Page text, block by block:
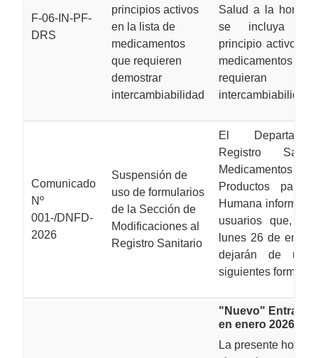
F-06-IN-PF-
DRS
principios activos
en la lista de
medicamentos
que requieren
demostrar
intercambiabilidad
Salud a la hora
se incluya un
principio activo a
requieran
intercambiabilidad.
Comunicado
Nº
001-/DNFD-
2026
Suspensión de
uso de formularios
de la Sección de
Modificaciones al
Registro Sanitario
El
Registro
Medicamentos
Productos para
Humana informa a
usuarios que, a
lunes 26 de
dejarán de
siguientes
"Nuevo" Entra en
en enero 2026.
La presente hoja